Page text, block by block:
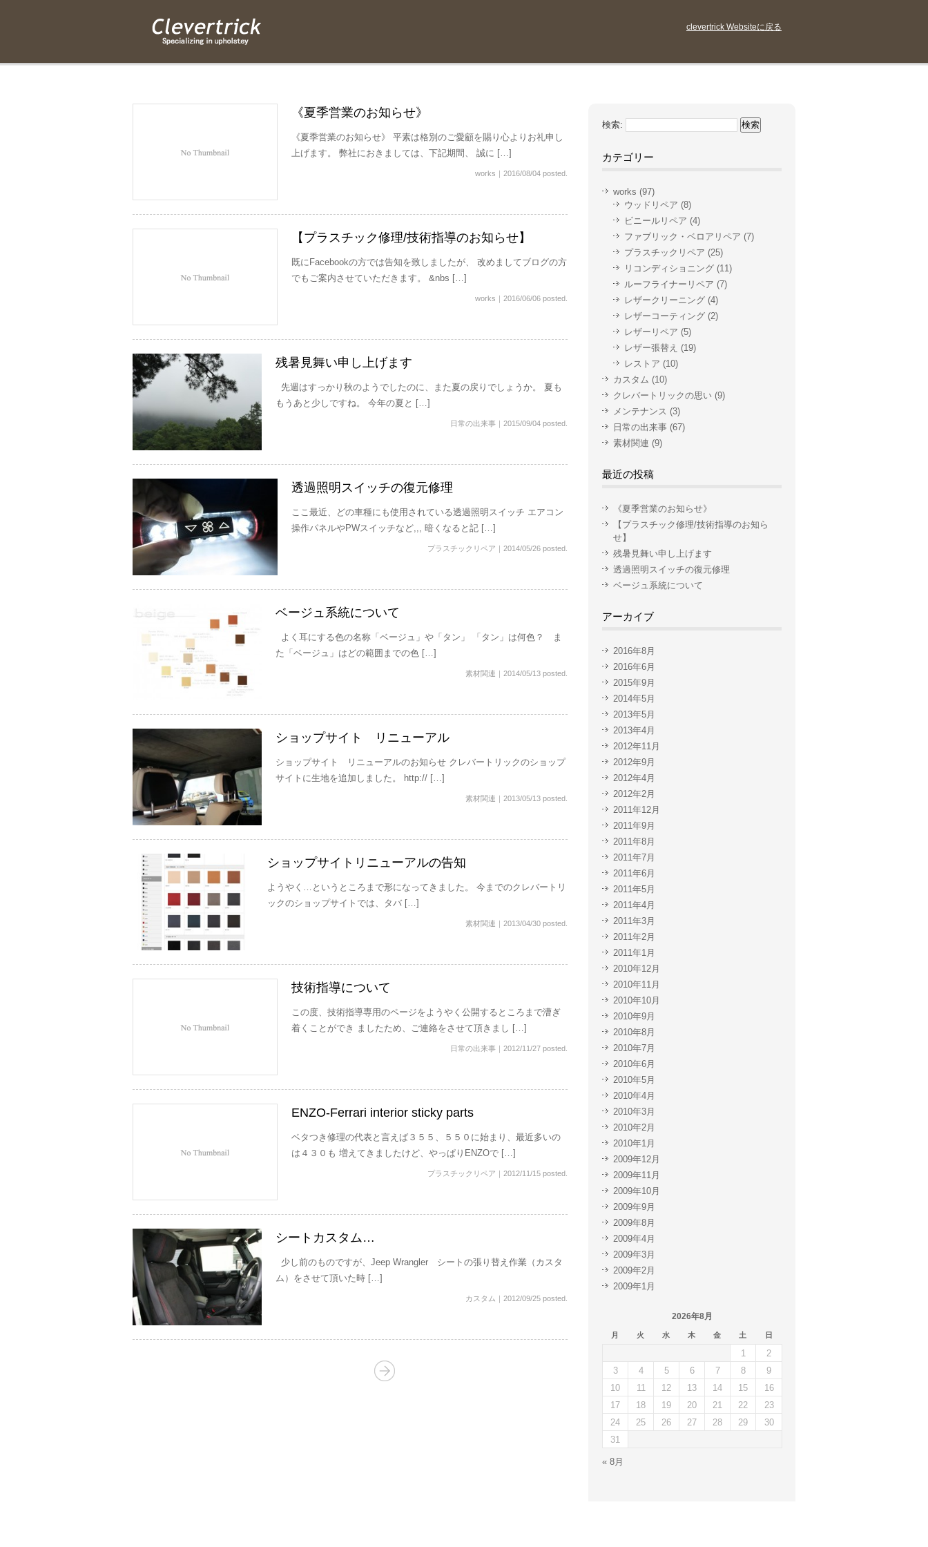
clevertrick Websiteに戻る
《夏季営業のお知らせ》
《夏季営業のお知らせ》 平素は格別のご愛顧を賜り心よりお礼申し
上げます。 弊社におきましては、下記期間、 誠に […]
works ｜ 2016/08/04 posted.
【プラスチック修理/技術指導のお知らせ】
既にFacebookの方では告知を致しましたが、 改めましてブログの方
でもご案内させていただきます。 &nbs […]
works ｜ 2016/06/06 posted.
残暑見舞い申し上げます
先週はすっかり秋のようでしたのに、また夏の戻りでしょうか。 夏も
もうあと少しですね。 今年の夏と […]
日常の出来事 ｜ 2015/09/04 posted.
透過照明スイッチの復元修理
ここ最近、どの車種にも使用されている透過照明スイッチ エアコン
操作パネルやPWスイッチなど,,, 暗くなると記 […]
プラスチックリペア ｜ 2014/05/26 posted.
ベージュ系統について
よく耳にする色の名称「ベージュ」や「タン」 「タン」は何色？ ま
た「ベージュ」はどの範囲までの色 […]
素材関連 ｜ 2014/05/13 posted.
ショップサイト リニューアル
ショップサイト リニューアルのお知らせ クレバートリックのショップ
サイトに生地を追加しました。 http:// […]
素材関連 ｜ 2013/05/13 posted.
ショップサイトリニューアルの告知
ようやく…というところまで形になってきました。 今までのクレバートリ
ックのショップサイトでは、タバ […]
素材関連 ｜ 2013/04/30 posted.
技術指導について
この度、技術指導専用のページをようやく公開するところまで漕ぎ
着くことができ ましたため、ご連絡をさせて頂きまし […]
日常の出来事 ｜ 2012/11/27 posted.
ENZO-Ferrari interior sticky parts
ベタつき修理の代表と言えば３５５、５５０に始まり、最近多いの
は４３０も 増えてきましたけど、やっぱりENZOで […]
プラスチックリペア ｜ 2012/11/15 posted.
シートカスタム…
少し前のものですが、Jeep Wrangler シートの張り替え作業（カスタ
ム）をさせて頂いた時 […]
カスタム ｜ 2012/09/25 posted.
検索:
カテゴリー
works (97)
ウッドリペア (8)
ビニールリペア (4)
ファブリック・ベロアリペア (7)
プラスチックリペア (25)
リコンディショニング (11)
ルーフライナーリペア (7)
レザークリーニング (4)
レザーコーティング (2)
レザーリペア (5)
レザー張替え (19)
レストア (10)
カスタム (10)
クレバートリックの思い (9)
メンテナンス (3)
日常の出来事 (67)
素材関連 (9)
最近の投稿
《夏季営業のお知らせ》
【プラスチック修理/技術指導のお知ら
せ】
残暑見舞い申し上げます
透過照明スイッチの復元修理
ベージュ系統について
アーカイブ
2016年8月
2016年6月
2015年9月
2014年5月
2013年5月
2013年4月
2012年11月
2012年9月
2012年4月
2012年2月
2011年12月
2011年9月
2011年8月
2011年7月
2011年6月
2011年5月
2011年4月
2011年3月
2011年2月
2011年1月
2010年12月
2010年11月
2010年10月
2010年9月
2010年8月
2010年7月
2010年6月
2010年5月
2010年4月
2010年3月
2010年2月
2010年1月
2009年12月
2009年11月
2009年10月
2009年9月
2009年8月
2009年4月
2009年3月
2009年2月
2009年1月
2026年8月
月 火 水 木 金 土 日
« 8月
1
2
3
4 5 6 7 8
9
10
11 12 13 14 15
16
17
18 19 20 21 22
23
24
25 26 27 28 29
30
31